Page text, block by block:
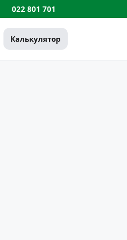
022 801 701
Калькулятор